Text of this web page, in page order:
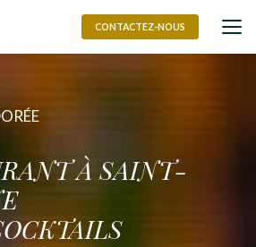
CONTACTEZ-NOUS
À SAINT-